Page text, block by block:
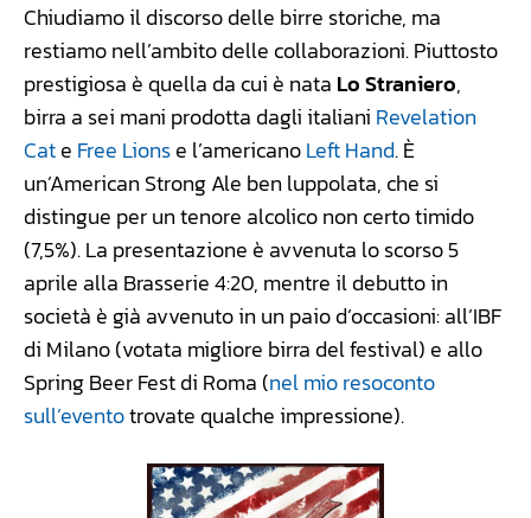
Chiudiamo il discorso delle birre storiche, ma
restiamo nell’ambito delle collaborazioni. Piuttosto
prestigiosa è quella da cui è nata Lo Straniero,
birra a sei mani prodotta dagli italiani Revelation
Cate Free Lionse l’americanoLeft Hand. È
un’American Strong Ale ben luppolata, che si
distingue per un tenore alcolico non certo timido
(7,5%). La presentazione è avvenuta lo scorso 5
aprile alla Brasserie 4:20, mentre il debutto in
società è già avvenuto in un paio d’occasioni: all’IBF
di Milano (votata migliore birra del festival) e allo
Spring Beer Fest di Roma (nel mio resoconto
sull’eventotrovate qualche impressione).